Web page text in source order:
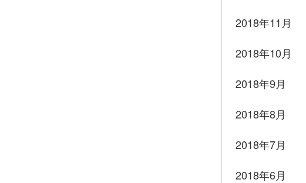
2018年11月
2018年10月
2018年9月
2018年8月
2018年7月
2018年6月